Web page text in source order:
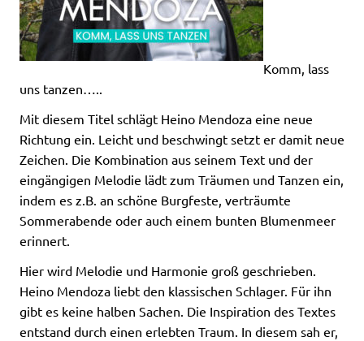
Komm, lass
uns tanzen…..
Mit diesem Titel schlägt Heino Mendoza eine neue
Richtung ein. Leicht und beschwingt setzt er damit neue
Zeichen. Die Kombination aus seinem Text und der
eingängigen Melodie lädt zum Träumen und Tanzen ein,
indem es z.B. an schöne Burgfeste, verträumte
Sommerabende oder auch einem bunten Blumenmeer
erinnert.
Hier wird Melodie und Harmonie groß geschrieben.
Heino Mendoza liebt den klassischen Schlager. Für ihn
gibt es keine halben Sachen. Die Inspiration des Textes
entstand durch einen erlebten Traum. In diesem sah er,